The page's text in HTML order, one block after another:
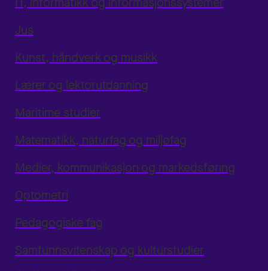
Jus
Kunst, håndverk og musikk
Lærer og lektorutdanning
Maritime studier
Matematikk, naturfag og miljøfag
Medier, kommunikasjon og markedsføring
Optometri
Pedagogiske fag
Samfunnsvitenskap og kulturstudier